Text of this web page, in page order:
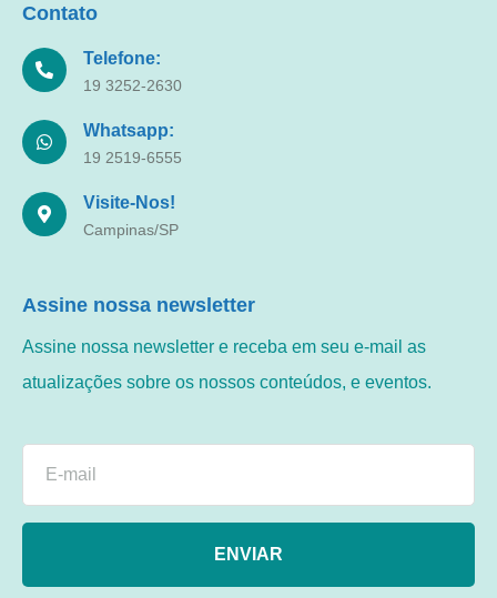
Contato
Telefone:
19 3252-2630
Whatsapp:
19 2519-6555
Visite-Nos!
Campinas/SP
Assine nossa newsletter
Assine nossa newsletter e receba em seu e-mail as
atualizações sobre os nossos conteúdos, e eventos.
ENVIAR